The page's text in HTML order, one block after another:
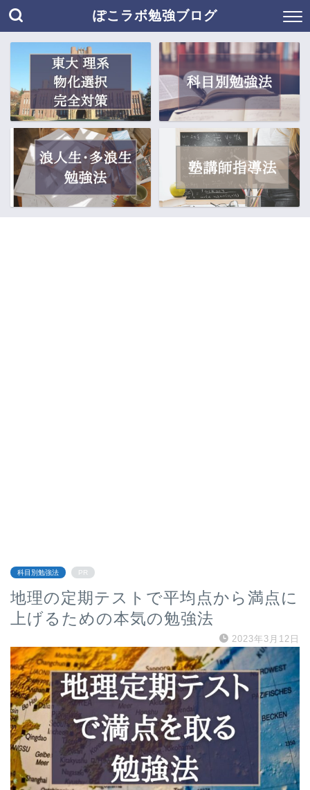
ぽこラボ勉強ブログ
科目別勉強法 PR
地理の定期テストで平均点から満点に
上げるための本気の勉強法
2023年3月12日